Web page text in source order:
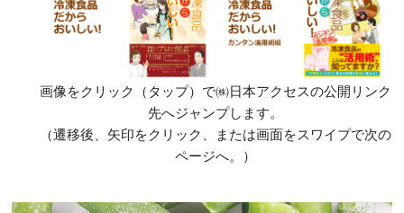
画像をクリック（タップ）で㈱日本アクセスの公開リンク
先へジャンプします。
（遷移後、矢印をクリック、または画面をスワイプで次の
ページへ。）